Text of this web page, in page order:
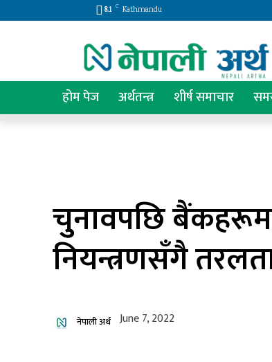
8.1 C Kathmandu
होम पेज अर्थतन्त्र शीर्ष समाचार
चुुनावपछि बैंकहरूमा
नियन्त्रणसँगै
नेपाली अर्थ June 7, 2022